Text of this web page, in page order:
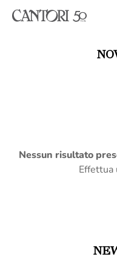
Nessun risultato
Effettua